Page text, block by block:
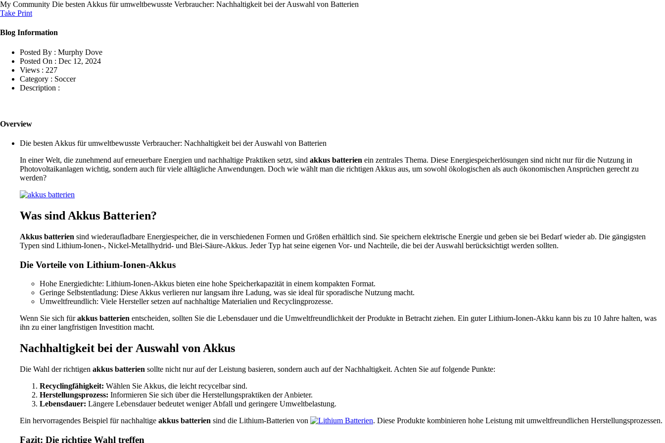
My Community Die besten Akkus für umweltbewusste Verbraucher: Nachhaltigkeit bei der Auswahl von Batterien
Take Print
Blog Information
Posted By : Murphy Dove
Posted On : Dec 12, 2024
Views : 227
Category : Soccer
Description :
Overview
Die besten Akkus für umweltbewusste Verbraucher: Nachhaltigkeit bei der Auswahl von Batterien
In einer Welt, die zunehmend auf erneuerbare Energien und nachhaltige Praktiken setzt, sind akkus batterien ein zentrales Thema. Diese Energiespeicherlösungen sind nicht nur für die Nutzung in
Photovoltaikanlagen wichtig, sondern auch für viele alltägliche Anwendungen. Doch wie wählt man die richtigen Akkus aus, um sowohl ökologischen als auch ökonomischen Ansprüchen gerecht zu
werden?
Was sind Akkus Batterien?
Akkus batterien sind wiederaufladbare Energiespeicher, die in verschiedenen Formen und Größen erhältlich sind. Sie speichern elektrische Energie und geben sie bei Bedarf wieder ab. Die gängigsten
Typen sind Lithium-Ionen-, Nickel-Metallhydrid- und Blei-Säure-Akkus. Jeder Typ hat seine eigenen Vor- und Nachteile, die bei der Auswahl berücksichtigt werden sollten.
Die Vorteile von Lithium-Ionen-Akkus
Hohe Energiedichte: Lithium-Ionen-Akkus bieten eine hohe Speicherkapazität in einem kompakten Format.
Geringe Selbstentladung: Diese Akkus verlieren nur langsam ihre Ladung, was sie ideal für sporadische Nutzung macht.
Umweltfreundlich: Viele Hersteller setzen auf nachhaltige Materialien und Recyclingprozesse.
Wenn Sie sich fürakkus batterien entscheiden, sollten Sie die Lebensdauer und die Umweltfreundlichkeit der Produkte in Betracht ziehen. Ein guter Lithium-Ionen-Akku kann bis zu 10 Jahre halten, was
ihn zu einer langfristigen Investition macht.
Nachhaltigkeit bei der Auswahl von Akkus
Die Wahl der richtigen akkus batterien sollte nicht nur auf der Leistung basieren, sondern auch auf der Nachhaltigkeit. Achten Sie auf folgende Punkte:
Recyclingfähigkeit: Wählen Sie Akkus, die leicht recycelbar sind.
Herstellungsprozess: Informieren Sie sich über die Herstellungspraktiken der Anbieter.
Lebensdauer: Längere Lebensdauer bedeutet weniger Abfall und geringere Umweltbelastung.
Ein hervorragendes Beispiel für nachhaltige akkus batterien sind die Lithium-Batterien von . Diese Produkte kombinieren hohe Leistung mit umweltfreundlichen Herstellungsprozessen.
Fazit: Die richtige Wahl treffen